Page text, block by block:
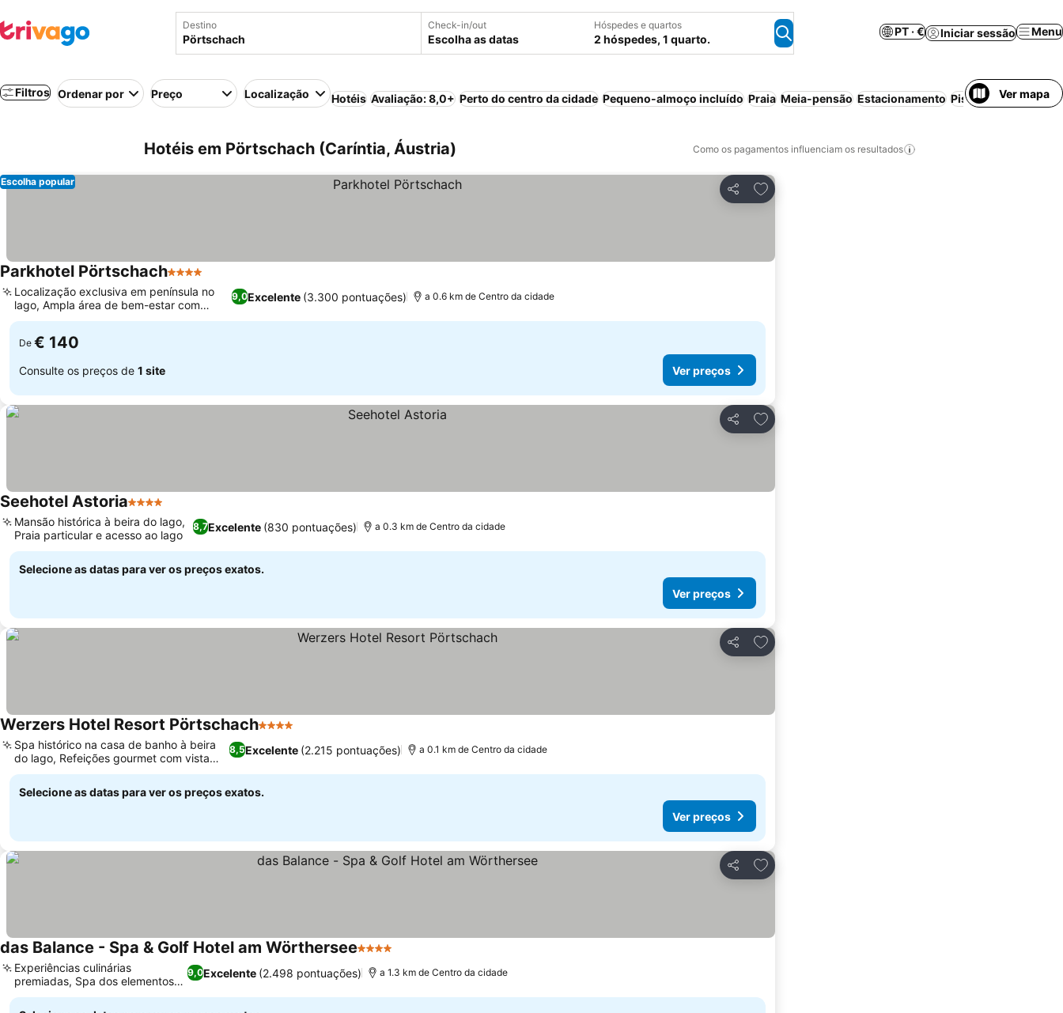
Destino Check-in/out
Escolha as datas
Hóspedes e quartos
2 hóspedes, 1 quarto.
PT · € Iniciar sessão Menu
Filtros Ordenar por Preço Localização Hotéis Avaliação: 8,0+ Perto do centro da cidade Pequeno-almoço incluído Praia Meia-pensão Estacionamento Piscina Aparthotel
Ver mapa
Hotéis em Pörtschach (Caríntia, Áustria) Como os pagamentos influenciam os resultados
Partilhar
Adicionar aos favoritos
Escolha popular
Parkhotel Pörtschach4 Estrelas
9,0Excelente (3.300 pontuações)
Localização exclusiva em península no
lago, Ampla área de bem-estar com
piscina coberta
a 0.6 km de Centro da cidade
De € 140
Consulte os preços de 1 site Ver preços
Partilhar
Adicionar aos favoritos
Seehotel Astoria4 Estrelas
8,7Excelente (830 pontuações)
Mansão histórica à beira do lago,
Praia particular e acesso ao lago
a 0.3 km de Centro da cidade
Selecione as datas para ver os preços exatos.
Ver preços
Partilhar
Adicionar aos favoritos
Werzers Hotel Resort Pörtschach4 Estrelas
8,5Excelente (2.215 pontuações)
Spa histórico na casa de banho à beira
do lago, Refeições gourmet com vista
para o lago
a 0.1 km de Centro da cidade
Selecione as datas para ver os preços exatos.
Ver preços
Partilhar
Adicionar aos favoritos
das Balance - Spa & Golf Hotel am Wörthersee4 Estrelas
9,0Excelente (2.498 pontuações)
Experiências culinárias
premiadas, Spa dos elementos
expansivo
a 1.3 km de Centro da cidade